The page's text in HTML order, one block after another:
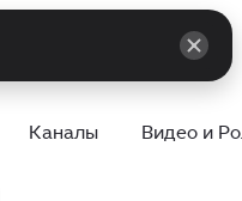
Каналы Видео и